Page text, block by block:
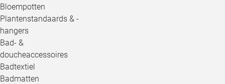
Bloempotten
Plantenstandaards & -
hangers
Bad- &
doucheaccessoires
Badtextiel
Badmatten